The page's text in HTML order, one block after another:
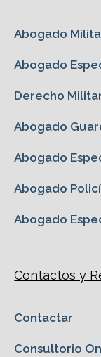
Abogado
Abogado
Derecho
Abogado
Abogado
Abogado
Abogado
Contactos y
Contactar
Consultorio